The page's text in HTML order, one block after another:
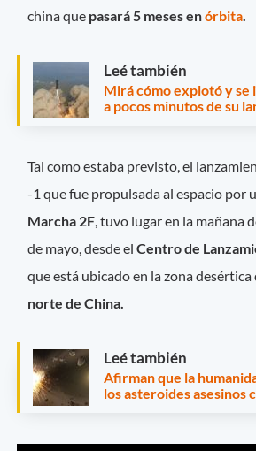
china que pasará 5 meses enórbita.
Leé también
Mirá cómo explotó y se
a pocos minutos de su
Tal como estaba previsto, el
-1 que fue propulsada al espacio por
Marcha 2F , tuvo lugar en la mañana
de mayo, desde elCentro de
que está ubicado en la zona desértica
norte de China.
Leé también
Afirman que la
los asteroides asesinos